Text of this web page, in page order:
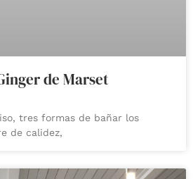
de Marset
tres formas de bañar los
de calidez,